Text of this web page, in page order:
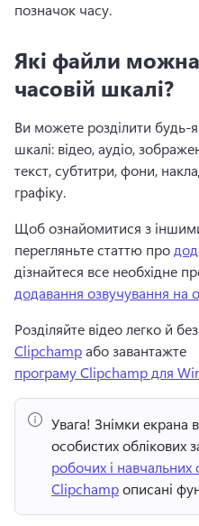
позначок часу.
Які файли
часовій шкалі?
Ви можете розділити будь-
шкалі: відео, аудіо,
текст, субтитри, фони,
графіку.
Щоб ознайомитися з
перегляньте статтю про
дізнайтеся все необхідне
додавання озвучування на
Розділяйте відео легко й
Clipchamp або завантажте
програму Clipchamp для
Увага! Знімки екрана в
особистих облікових
робочих і навчальних
Clipchamp